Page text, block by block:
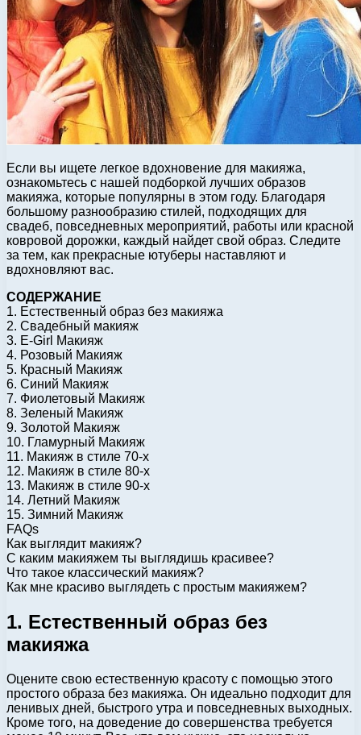
Если вы ищете легкое вдохновение для макияжа,
ознакомьтесь с нашей подборкой лучших образов
макияжа, которые популярны в этом году. Благодаря
большому разнообразию стилей, подходящих для
свадеб, повседневных мероприятий, работы или красной
ковровой дорожки, каждый найдет свой образ. Следите
за тем, как прекрасные ютуберы наставляют и
вдохновляют вас.
СОДЕРЖАНИЕ
1. Естественный образ без макияжа
2. Свадебный макияж
3. E-Girl Макияж
4. Розовый Макияж
5. Красный Макияж
6. Синий Макияж
7. Фиолетовый Макияж
8. Зеленый Макияж
9. Золотой Макияж
10. Гламурный Макияж
11. Макияж в стиле 70-х
12. Макияж в стиле 80-х
13. Макияж в стиле 90-х
14. Летний Макияж
15. Зимний Макияж
FAQs
Как выглядит макияж?
С каким макияжем ты выглядишь красивее?
Что такое классический макияж?
Как мне красиво выглядеть с простым макияжем?
1. Естественный образ без
макияжа
Оцените свою естественную красоту с помощью этого
простого образа без макияжа. Он идеально подходит для
ленивых дней, быстрого утра и повседневных выходных.
Кроме того, на доведение до совершенства требуется